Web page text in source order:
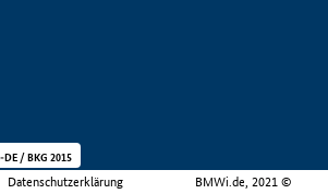
Datenschutzerklärung BMWi.de, 2021 ©
/ BKG 2015